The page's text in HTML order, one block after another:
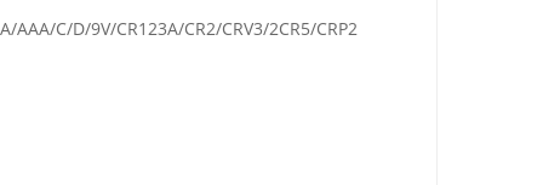
C/D/9V/CR123A/CR2/CRV3/2CR5/CRP2